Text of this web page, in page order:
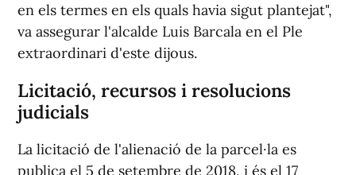
en els termes en els quals havia sigut plantejat",
va assegurar l'alcalde Luis Barcala en el Ple
extraordinari d'este dijous.
Licitació, recursos i resolucions
judicials
La licitació de l'alienació de la parcel·la es
publica el 5 de setembre de 2018, i és el 17